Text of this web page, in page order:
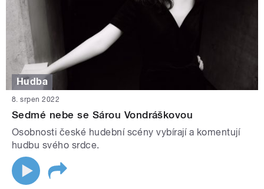
Hudba
8. srpen 2022
Sedmé nebe se Sárou Vondráškovou
Osobnosti české hudební scény vybírají a komentují
hudbu svého srdce.